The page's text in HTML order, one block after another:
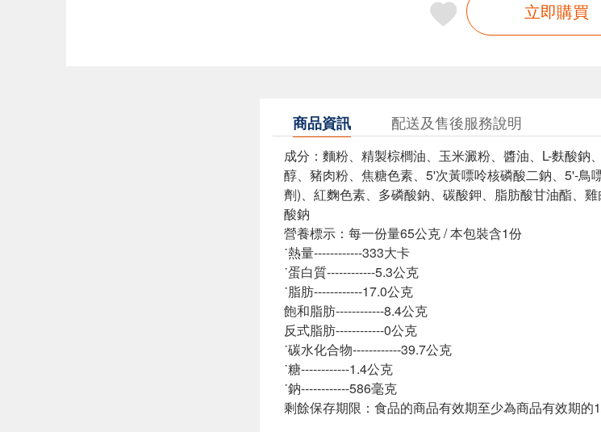
立即購買
商品資訊 配送及售後服務說明
成分：麵粉、精製棕櫚油、玉米澱粉、醬油、L-麩酸
醇、豬肉粉、焦糖色素、5'次黃嘌呤核磷酸二鈉、5'-
劑)、紅麴色素、多磷酸鈉、碳酸鉀、脂肪酸甘油酯、
酸鈉
營養標示：每一份量65公克 / 本包裝含1份
˙熱量------------333大卡
˙蛋白質------------5.3公克
˙脂肪------------17.0公克
飽和脂肪------------8.4公克
反式脂肪------------0公克
˙碳水化合物------------39.7公克
˙糖------------1.4公克
˙鈉------------586毫克
剩餘保存期限：食品的商品有效期至少為商品有效期的